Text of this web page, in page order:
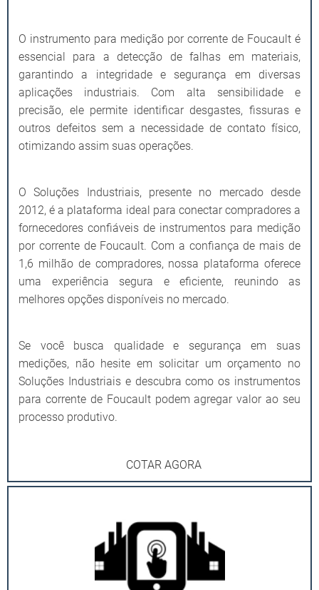
O instrumento para medição por corrente de Foucault é
essencial para a detecção de falhas em materiais,
garantindo a integridade e segurança em diversas
aplicações industriais. Com alta sensibilidade e
precisão, ele permite identificar desgastes, fissuras e
outros defeitos sem a necessidade de contato físico,
otimizando assim suas operações.
O Soluções Industriais, presente no mercado desde
2012, é a plataforma ideal para conectar compradores a
fornecedores confiáveis de instrumentos para medição
por corrente de Foucault. Com a confiança de mais de
1,6 milhão de compradores, nossa plataforma oferece
uma experiência segura e eficiente, reunindo as
melhores opções disponíveis no mercado.
Se você busca qualidade e segurança em suas
medições, não hesite em solicitar um orçamento no
Soluções Industriais e descubra como os instrumentos
para corrente de Foucault podem agregar valor ao seu
processo produtivo.
COTAR AGORA